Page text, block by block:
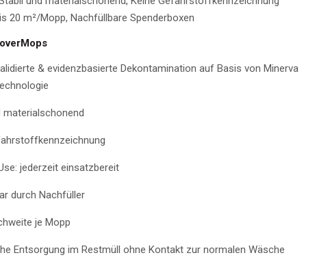
20 m²/Mopp, Nachfüllbare Spenderboxen
& evidenzbasierte Dekontamination auf Basis von Minerva
materialschonend
jederzeit einsatzbereit
durch Nachfüller
je Mopp
Entsorgung im Restmüll ohne Kontakt zur normalen Wäsche